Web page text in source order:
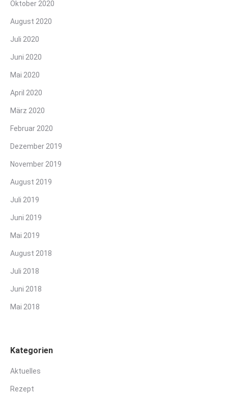
Oktober 2020
August 2020
Juli 2020
Juni 2020
Mai 2020
April 2020
März 2020
Februar 2020
Dezember 2019
November 2019
August 2019
Juli 2019
Juni 2019
Mai 2019
August 2018
Juli 2018
Juni 2018
Mai 2018
Kategorien
Aktuelles
Rezept